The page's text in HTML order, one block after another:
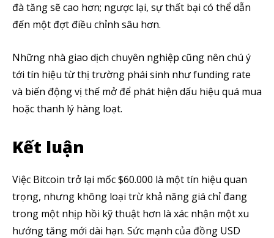
đà tăng sẽ cao hơn; ngược lại, sự thất bại có thể dẫn
đến một đợt điều chỉnh sâu hơn.
Những nhà giao dịch chuyên nghiệp cũng nên chú ý
tới tín hiệu từ thị trường phái sinh như funding rate
và biến động vị thế mở để phát hiện dấu hiệu quá mua
hoặc thanh lý hàng loạt.
Kết luận
Việc Bitcoin trở lại mốc $60.000 là một tín hiệu quan
trọng, nhưng không loại trừ khả năng giá chỉ đang
trong một nhịp hồi kỹ thuật hơn là xác nhận một xu
hướng tăng mới dài hạn. Sức mạnh của đồng USD